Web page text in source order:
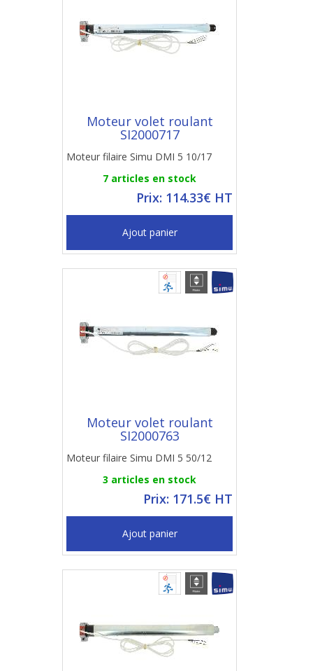
Moteur volet roulant
SI2000717
Moteur filaire Simu DMI 5 10/17
7 articles en stock
Prix: 114.33€ HT
Ajout panier
Moteur volet roulant
SI2000763
Moteur filaire Simu DMI 5 50/12
3 articles en stock
Prix: 171.5€ HT
Ajout panier